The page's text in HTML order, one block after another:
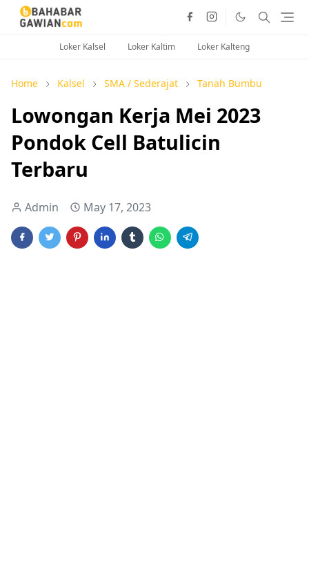
Loker Kalsel Loker Kaltim Loker Kalteng
Home Kalsel SMA / Sederajat Tanah Bumbu
Lowongan Kerja Mei 2023
Pondok Cell Batulicin
Terbaru
Admin May 17, 2023